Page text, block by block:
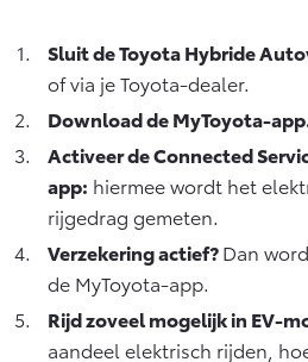
Vanaf € 89.986,-
Sluit de Toyota Hybride
of via je Toyota-dealer.
Download de MyToyota-app
Activeer de Connected
app: hiermee wordt het
rijgedrag gemeten.
Verzekering actief?Dan
de MyToyota-app.
Rijd zoveel mogelijk in EV-
aandeel elektrisch rijden,